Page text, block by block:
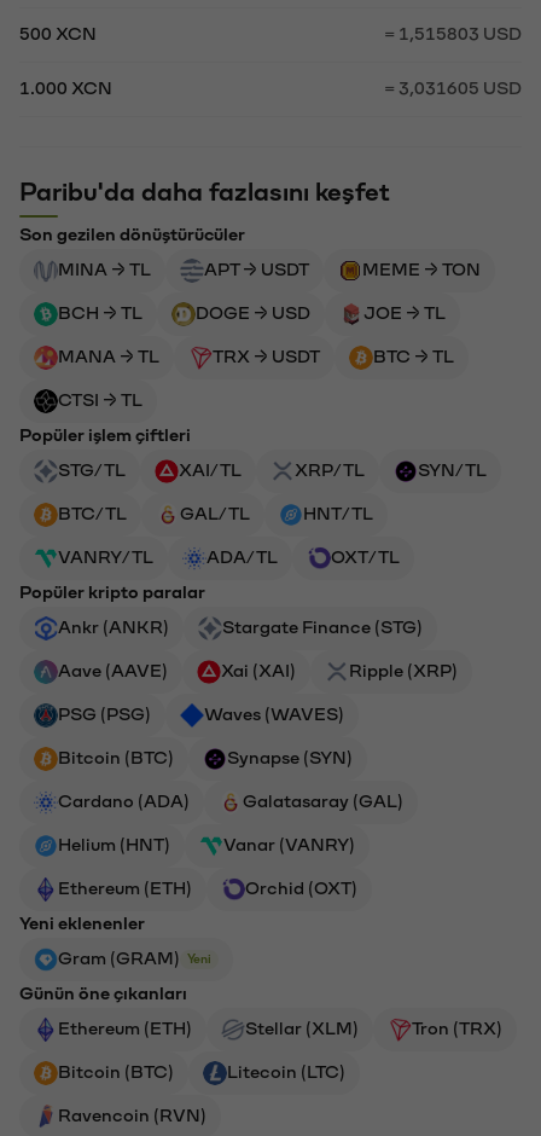
500 XCN = 1,515803 USD
1.000 XCN = 3,031605 USD
Paribu'da daha fazlasını keşfet
Son gezilen dönüştürücüler
MINA → TL
APT → USDT MEME → TON
BCH → TL DOGE → USD JOE → TL
MANA → TL TRX → USDT BTC → TL
CTSI → TL
Popüler işlem çiftleri
STG/TL
XAI/TL XRP/TL SYN/TL
BTC/TL GAL/TL HNT/TL
VANRY/TL ADA/TL
OXT/TL
Popüler kripto paralar
Ankr (ANKR)
Stargate Finance (STG)
Aave (AAVE) Xai (XAI) Ripple (XRP)
PSG (PSG) Waves (WAVES)
Bitcoin (BTC) Synapse (SYN)
Cardano (ADA) Galatasaray (GAL)
Helium (HNT) Vanar (VANRY)
Ethereum (ETH)
Orchid (OXT)
Yeni eklenenler
Gram (GRAM)
Yeni
Günün öne çıkanları
Ethereum (ETH)
Stellar (XLM) Tron (TRX)
Bitcoin (BTC) Litecoin (LTC)
Ravencoin (RVN)